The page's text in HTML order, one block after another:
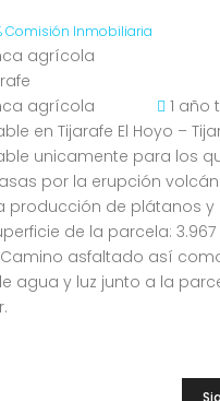
Comisión Inmobiliaria
agrícola
agrícola
1 año
en Tijarafe El Hoyo –
unicamente para los
por la erupción
producción de plátanos y
de la parcela:
asfaltado así
agua y luz junto a la